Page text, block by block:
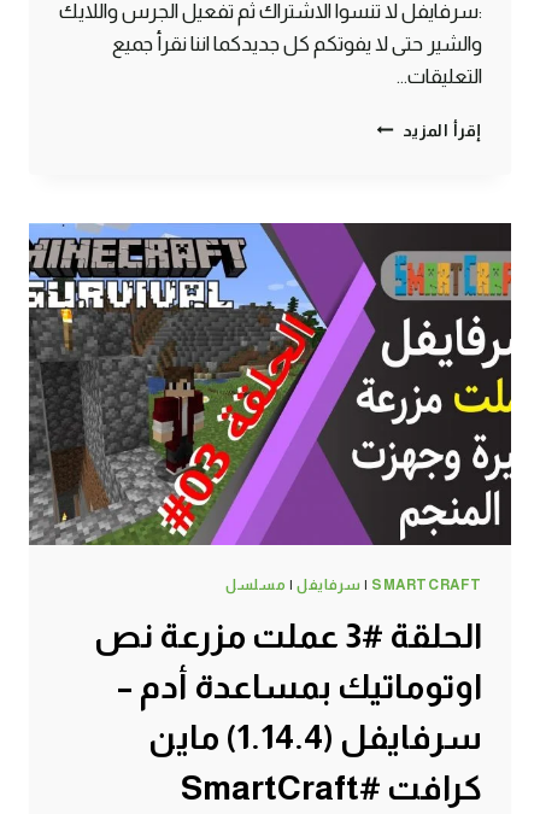
:سرفايفل لا تنسوا الاشتراك ثم تفعيل الجرس واللايك
والشير حتى لا يفوتكم كل جديدكما اننا نقرأ جميع
التعليقات…
إقرأ المزيد الحلقة
سكليتون
وانا
بستكشف
المنجم
سرفايفل
ماين
كرافت
#SMARTCRAFT
SMARTCRAFT
| سرفايفل| مسلسل
الحلقة #3 عملت مزرعة نص
اوتوماتيك بمساعدة أدم –
سرفايفل (1.14.4) ماين
كرافت #SmartCraft